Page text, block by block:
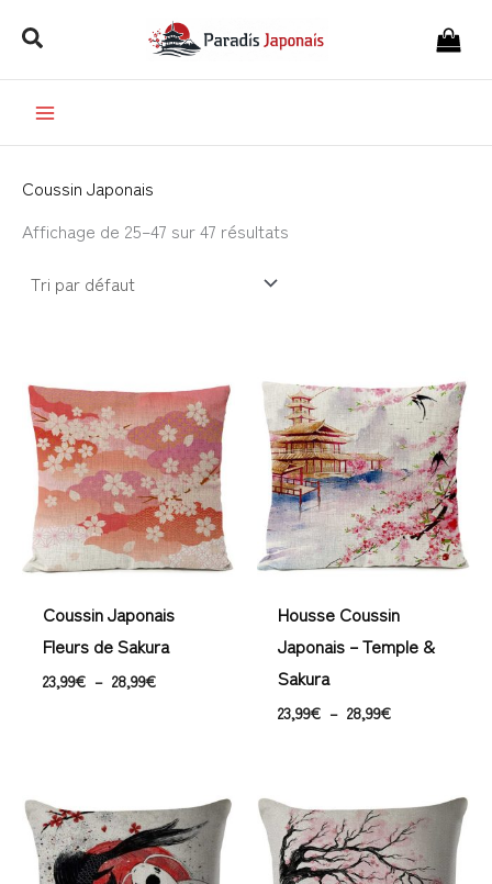
contenu
Rechercher
Coussin Japonais
Affichage de 25–47 sur 47 résultats
Coussin Japonais
Fleurs de Sakura
23,99€ – 28,99€
de
prix :
23,99€
à
28,99€
Housse Coussin
Japonais – Temple &
Sakura
23,99€ – 28,99€
de
prix :
23,99€
à
28,99€